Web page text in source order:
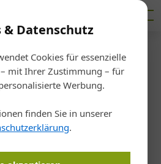
& Datenschutz
Cookies für essenzielle
mit Ihrer Zustimmung – für
Werbung.
finden Sie in unserer
.
/Bauen
Extra-Größe
25.02.2019, 11:41 Uhr